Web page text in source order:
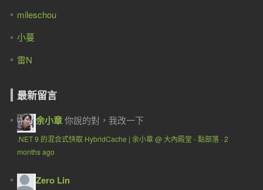
mileschou
小蔓
雷N
最新留言
余小章你說的對，我改一下
.NET 9 的混合式快取 HybridCache | 余小章 @ 大內殿堂 - 點部落· 2
months ago
Zero Lin